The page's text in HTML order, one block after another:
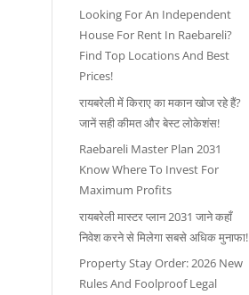
Looking For An Independent
House For Rent In Raebareli?
Find Top Locations And Best
Prices!
रायबरेली में किराए का मकान खोज रहे हैं?
जानें सही कीमत और बेस्ट लोकेशंस!
Raebareli Master Plan 2031
Know Where To Invest For
Maximum Profits
रायबरेली मास्टर प्लान 2031 जाने कहाँ
निवेश करने से मिलेगा सबसे अधिक मुनाफा!
Property Stay Order: 2026 New
Rules And Foolproof Legal